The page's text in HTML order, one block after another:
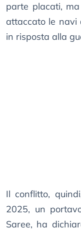
parte placati,
attaccato le navi
in risposta alla
Il conflitto,
2025, un
Saree, ha